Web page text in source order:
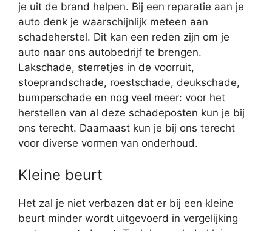
je uit de brand helpen. Bij een reparatie aan je
auto denk je waarschijnlijk meteen aan
schadeherstel. Dit kan een reden zijn om je
auto naar ons autobedrijf te brengen.
Lakschade, sterretjes in de voorruit,
stoeprandschade, roestschade, deukschade,
bumperschade en nog veel meer: voor het
herstellen van al deze schadeposten kun je bij
ons terecht. Daarnaast kun je bij ons terecht
voor diverse vormen van onderhoud.
Kleine beurt
Het zal je niet verbazen dat er bij een kleine
beurt minder wordt uitgevoerd in vergelijking